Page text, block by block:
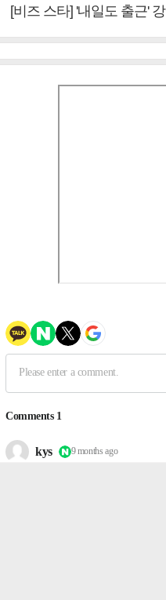
[비즈 스타] '내일도 출근' 강